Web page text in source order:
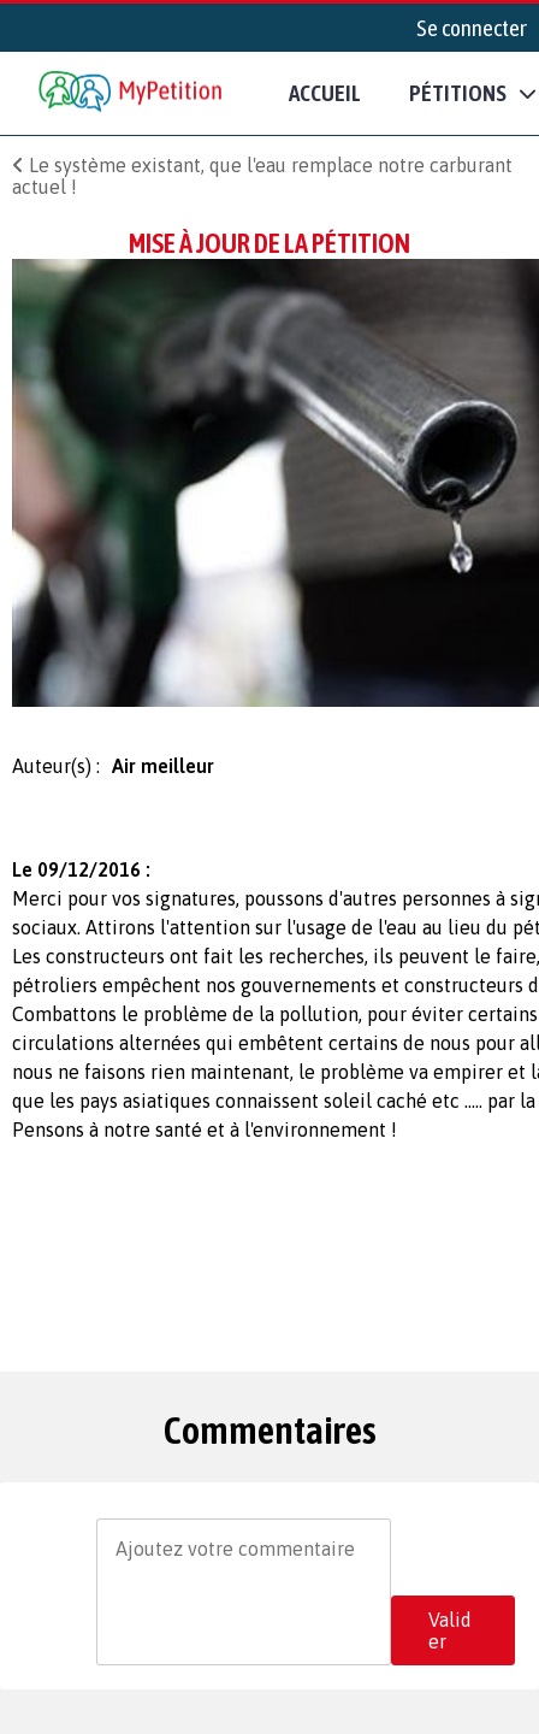
Se connecter
ACCUEIL PÉTITIONS
Le système existant, que l'eau remplace notre carburant
actuel !
MISE À JOUR DE LA PÉTITION
Auteur(s) : Air meilleur
Le 09/12/2016 :
Merci pour vos signatures, poussons d'autres personnes à
sociaux. Attirons l'attention sur l'usage de l'eau au lieu du
Les constructeurs ont fait les recherches, ils peuvent le
pétroliers empêchent nos gouvernements et constructeurs
Combattons le problème de la pollution, pour éviter
circulations alternées qui embêtent certains de nous pour
nous ne faisons rien maintenant, le problème va empirer et
que les pays asiatiques connaissent soleil caché etc ..... par
Pensons à notre santé et à l'environnement !
Commentaires
Valid
er